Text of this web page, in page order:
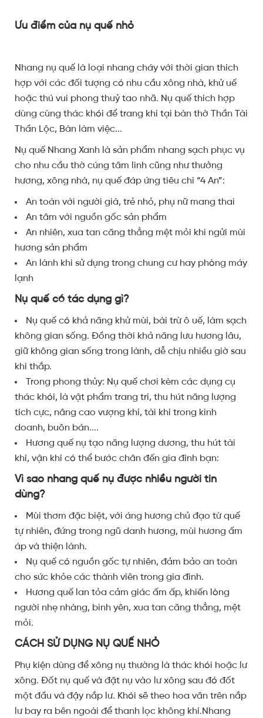
Ưu điểm của nụ quế nhỏ
Nhang nụ quế là loại nhang cháy với thời gian thích
hợp với các đối tượng có nhu cầu xông nhà, khử uế
hoặc thú vui phong thuỷ tao nhã. Nụ quế thích hợp
dùng cùng thác khói để trang khí tại bàn thờ Thần Tài
Thần Lộc, Bàn làm việc...
Nụ quế Nhang Xanh là sản phẩm nhang sạch phục vụ
cho nhu cầu thờ cúng tâm linh cũng như thưởng
hương, xông nhà, nụ quế đáp ứng tiêu chí “4 An”:
An toàn với người già, trẻ nhỏ, phụ nữ mang thai
An tâm với nguồn gốc sản phẩm
An nhiên, xua tan căng thẳng mệt mỏi khi ngửi mùi
hương sản phẩm
An lành khi sử dụng trong chung cư hay phòng máy
lạnh
Nụ quế có tác dụng gì?
Nụ quế có khả năng khử mùi, bài trừ ô uế, làm sạch
không gian sống. Đồng thời khả năng lưu hương lâu,
giữ không gian sống trong lành, dễ chịu nhiều giờ sau
khi thắp.
Trong phong thủy: Nụ quế chơi kèm các dụng cụ
thác khói, là vật phẩm trang trí, thu hút năng lượng
tích cực, nâng cao vượng khí, tài khí trong kinh
doanh, buôn bán....
Hương quế nụ tạo năng lượng dương, thu hút tài
khí, vận khí có thể bước chân đến gia đình bạn:
Vì sao nhang quế nụ được nhiều người tin
dùng?
Mùi thơm đặc biệt, với áng hương chủ đạo từ quế
tự nhiên, đứng trong ngũ danh hương, mùi hương ấm
áp và thiện lành.
Nụ quế có nguồn gốc tự nhiên, đảm bảo an toàn
cho sức khỏe các thành viên trong gia đình.
Hương quế lan tỏa cảm giác ấm ấp, khiến lòng
người nhẹ nhàng, bình yên, xua tan căng thẳng, mệt
mỏi.
CÁCH SỬ DỤNG NỤ QUẾ NHỎ
Phụ kiện dùng để xông nụ thường là thác khói hoặc lư
xông. Đốt nụ quế và đặt nụ vào lư xông sau đó đốt
một đầu và đậy nắp lư. Khói sẽ theo hoa văn trên nắp
lư bay ra bên ngoài để thanh lọc không khí.Nhang